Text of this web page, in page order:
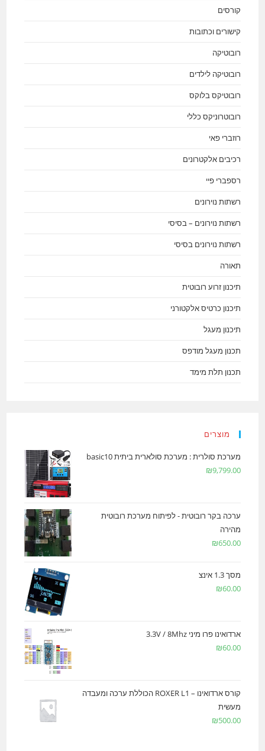
קורסים
קישורים וכתובות
רובוטיקה
רובוטיקה לילדים
רובוטיקס בלוקס
רובוטרוניקס כללי
רוזברי פאי
רכיבים אלקטרונים
רספברי פיי
רשתות נוירונים
רשתות נוירונים – בסיסי
רשתות נוירונים בסיסי
תאורה
תיכנון זרוע רובוטית
תיכנון כרטיס אלקטורני
תיכנון מעגל
תכנון מעגל מודפס
תכנון תלת מימד
מוצרים
מערכת סולרית : מערכת סולארית ביתית basic10
₪9,799.00
ערכה בקר רובוטית - לפיתוח מערכת רובוטית
מהירה
₪650.00
מסך 1.3 אינצ
₪60.00
ארדואינו פרו מיני 3.3V / 8Mhz
₪60.00
קורס ארדואינו – ROXER L1 הכוללת ערכה ומעבדה
מעשית
₪500.00